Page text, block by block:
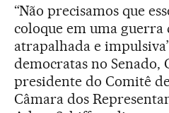
“Não precisamos que
coloque em uma guerra
atrapalhada e
democratas no Senado,
presidente do Comitê
Câmara dos